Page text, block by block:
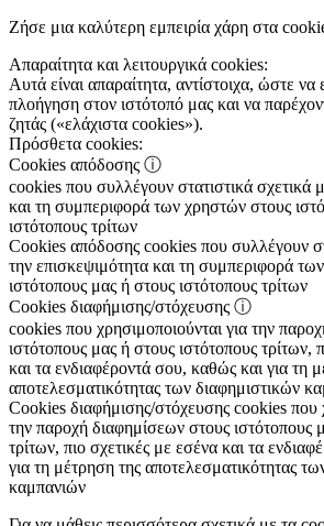
Ζήσε μια καλύτερη εμπειρία χάρη στα
Απαραίτητα και λειτουργικά cookies:
Αυτά είναι απαραίτητα, αντίστοιχα, ώστε να
πλοήγηση στον ιστότοπό μας και να
ζητάς («ελάχιστα cookies»).
Πρόσθετα cookies:
Cookies απόδοσης ⓘ
cookies που συλλέγουν στατιστικά σχετικά
και τη συμπεριφορά των χρηστών στους
ιστότοπους τρίτων
Cookies απόδοσης cookies που συλλέγουν
την επισκεψιμότητα και τη συμπεριφορά
ιστότοπους μας ή στους ιστότοπους τρίτων
Cookies διαφήμισης/στόχευσης ⓘ
cookies που χρησιμοποιούνται για την
ιστότοπους μας ή στους ιστότοπους τρίτων,
και τα ενδιαφέροντά σου, καθώς και για τη
αποτελεσματικότητας των διαφημιστικών
Cookies διαφήμισης/στόχευσης cookies που
την παροχή διαφημίσεων στους ιστότοπους
τρίτων, πιο σχετικές με εσένα και τα
για τη μέτρηση της αποτελεσματικότητας
καμπανιών